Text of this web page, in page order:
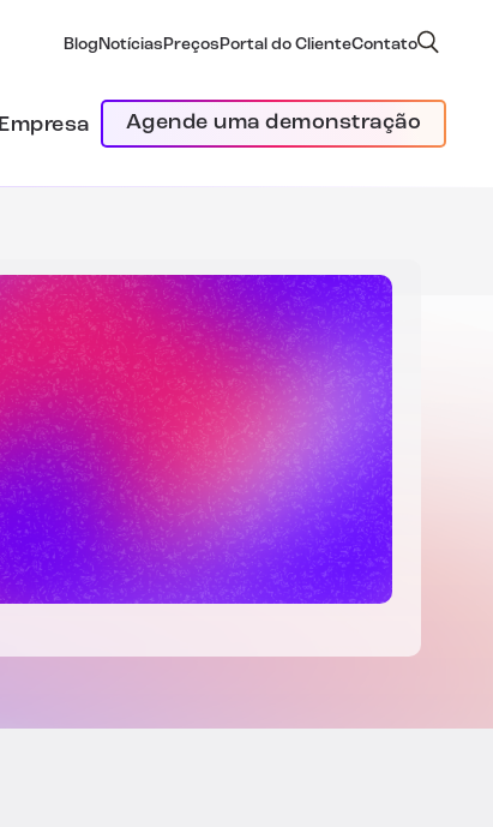
Blog Notícias Preços Portal do ClienteContato
Empresa Agende uma demonstração